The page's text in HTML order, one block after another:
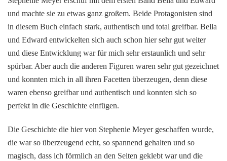
und machte sie zu etwas ganz großem. Beide Protagonisten sind
in diesem Buch einfach stark, authentisch und total greifbar. Bella
und Edward entwickelten sich auch schon hier sehr gut weiter
und diese Entwicklung war für mich sehr erstaunlich und sehr
spürbar. Aber auch die anderen Figuren waren sehr gut gezeichnet
und konnten mich in all ihren Facetten überzeugen, denn diese
waren ebenso greifbar und authentisch und konnten sich so
perfekt in die Geschichte einfügen.
Die Geschichte die hier von Stephenie Meyer geschaffen wurde,
die war so überzeugend echt, so spannend gehalten und so
magisch, dass ich förmlich an den Seiten geklebt war und die